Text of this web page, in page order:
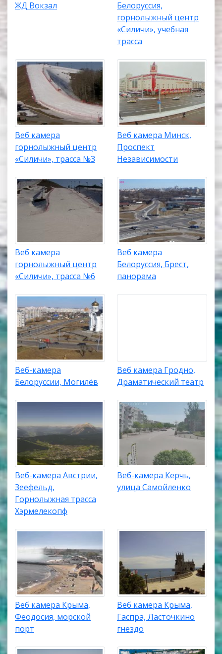
ЖД Вокзал
Белоруссия,
горнолыжный центр
«Силичи», учебная
трасса
Веб камера
горнолыжный центр
«Силичи», трасса №3
Веб камера Минск,
Проспект
Независимости
Веб камера
горнолыжный центр
«Силичи», трасса №6
Веб камера
Белоруссия, Брест,
панорама
Веб-камера
Белоруссии, Могилёв
Веб камера Гродно,
Драматический театр
Веб-камера Австрии,
Зеефельд,
Горнолыжная трасса
Хэрмелекопф
Веб-камера Керчь,
улица Самойленко
Веб камера Крыма,
Феодосия, морской
порт
Веб камера Крыма,
Гаспра, Ласточкино
гнездо